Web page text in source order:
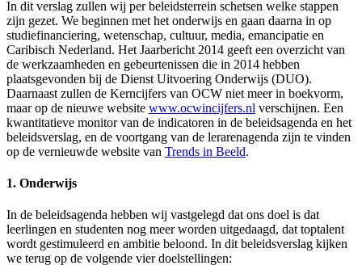
In dit verslag zullen wij per beleidsterrein schetsen welke stappen
zijn gezet. We beginnen met het onderwijs en gaan daarna in op
studiefinanciering, wetenschap, cultuur, media, emancipatie en
Caribisch Nederland. Het Jaarbericht 2014 geeft een overzicht van
de werkzaamheden en gebeurtenissen die in 2014 hebben
plaatsgevonden bij de Dienst Uitvoering Onderwijs (DUO).
Daarnaast zullen de Kerncijfers van OCW niet meer in boekvorm,
maar op de nieuwe website www.ocwincijfers.nl verschijnen. Een
kwantitatieve monitor van de indicatoren in de beleidsagenda en het
beleidsverslag, en de voortgang van de lerarenagenda zijn te vinden
op de vernieuwde website van Trends in Beeld.
1. Onderwijs
In de beleidsagenda hebben wij vastgelegd dat ons doel is dat
leerlingen en studenten nog meer worden uitgedaagd, dat toptalent
wordt gestimuleerd en ambitie beloond. In dit beleidsverslag kijken
we terug op de volgende vier doelstellingen: